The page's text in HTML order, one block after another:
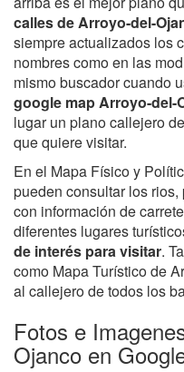
calles de Arroyo-del-
siempre actualizados los
nombres como en las
mismo buscador cuando
google map Arroyo-del-
lugar un plano callejero
que quiere visitar.
En el Mapa Físico y
pueden consultar los
con información de
diferentes lugares
de interés para visitar.
como Mapa Turístico de
al callejero de todos los
Fotos e
Ojanco en